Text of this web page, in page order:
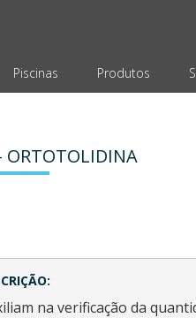
Piscinas Produtos
ORTOTOLIDINA
na verificação da